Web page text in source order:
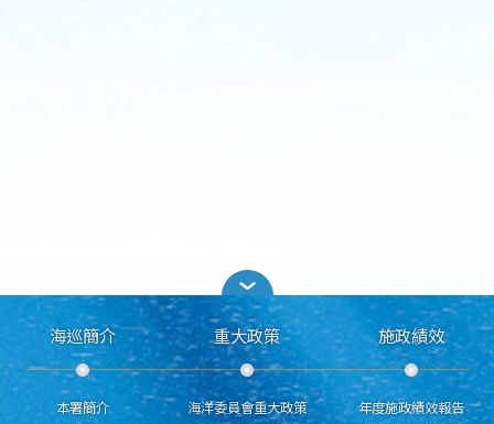
海巡簡介
本署簡介
重大政策
海洋委員會重大政策
施政績效
年度施政績效報告